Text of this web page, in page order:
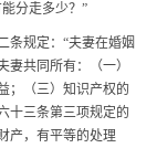
分走多少？”
条规定：“夫妻在婚姻
共同所有：（一）
；（三）知识产权的
十三条第三项规定的
产，有平等的处理